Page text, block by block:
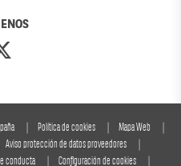
Política de cookies
Mapa Web
Aviso protección de datos proveedores
conducta Configuración de cookies